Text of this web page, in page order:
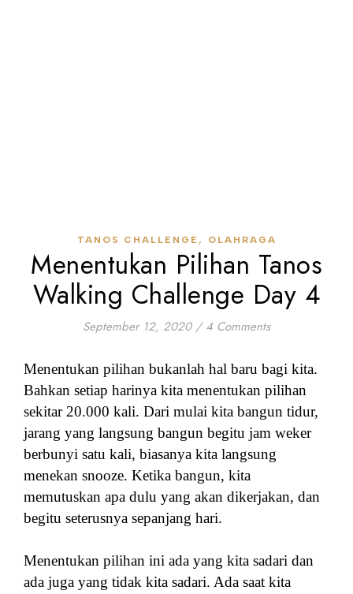
TANOS CHALLENGE , OLAHRAGA
Menentukan Pilihan Tanos
Walking Challenge Day 4
September 12, 2020 / 4 Comments
Menentukan pilihan bukanlah hal baru bagi kita.
Bahkan setiap harinya kita menentukan pilihan
sekitar 20.000 kali. Dari mulai kita bangun tidur,
jarang yang langsung bangun begitu jam weker
berbunyi satu kali, biasanya kita langsung
menekan snooze. Ketika bangun, kita
memutuskan apa dulu yang akan dikerjakan, dan
begitu seterusnya sepanjang hari.
Menentukan pilihan ini ada yang kita sadari dan
ada juga yang tidak kita sadari. Ada saat kita